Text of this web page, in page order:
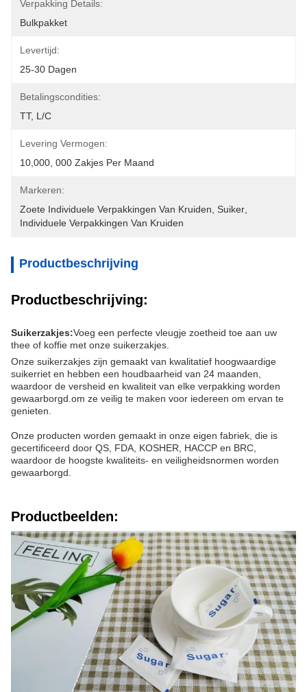
Verpakking Details:
Bulkpakket
Levertijd:
25-30 Dagen
Betalingscondities:
TT, L/C
Levering Vermogen:
10,000, 000 Zakjes Per Maand
Markeren:
Zoete Individuele Verpakkingen Van Kruiden
Suiker
Individuele Verpakkingen Van Kruiden
Productbeschrijving
Productbeschrijving:
Suikerzakjes:Voeg een perfecte vleugje zoetheid toe aan uw
thee of koffie met onze suikerzakjes.
Onze suikerzakjes zijn gemaakt van kwalitatief hoogwaardige
suikerriet en hebben een houdbaarheid van 24 maanden,
waardoor de versheid en kwaliteit van elke verpakking worden
gewaarborgd.om ze veilig te maken voor iedereen om ervan te
genieten.
Onze producten worden gemaakt in onze eigen fabriek, die is
gecertificeerd door QS, FDA, KOSHER, HACCP en BRC,
waardoor de hoogste kwaliteits- en veiligheidsnormen worden
gewaarborgd.
Productbeelden: